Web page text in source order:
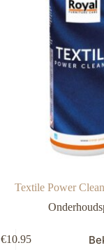
Textile Power
€10.95